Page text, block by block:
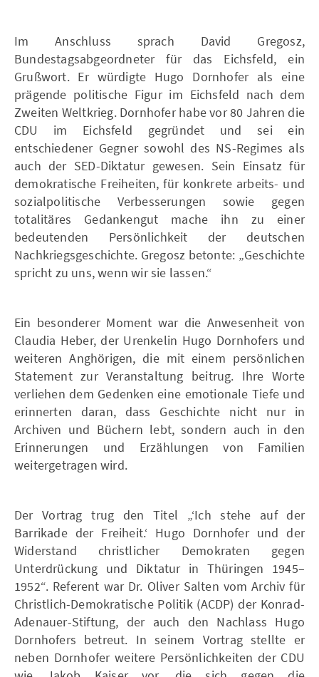
Im Anschluss sprach David Gregosz,
Bundestagsabgeordneter für das Eichsfeld, ein
Grußwort. Er würdigte Hugo Dornhofer als eine
prägende politische Figur im Eichsfeld nach dem
Zweiten Weltkrieg. Dornhofer habe vor 80 Jahren die
CDU im Eichsfeld gegründet und sei ein
entschiedener Gegner sowohl des NS-Regimes als
auch der SED-Diktatur gewesen. Sein Einsatz für
demokratische Freiheiten, für konkrete arbeits- und
sozialpolitische Verbesserungen sowie gegen
totalitäres Gedankengut mache ihn zu einer
bedeutenden Persönlichkeit der deutschen
Nachkriegsgeschichte. Gregosz betonte: „Geschichte
spricht zu uns, wenn wir sie lassen.“
Ein besonderer Moment war die Anwesenheit von
Claudia Heber, der Urenkelin Hugo Dornhofers und
weiteren Anghörigen, die mit einem persönlichen
Statement zur Veranstaltung beitrug. Ihre Worte
verliehen dem Gedenken eine emotionale Tiefe und
erinnerten daran, dass Geschichte nicht nur in
Archiven und Büchern lebt, sondern auch in den
Erinnerungen und Erzählungen von Familien
weitergetragen wird.
Der Vortrag trug den Titel „‘Ich stehe auf der
Barrikade der Freiheit.‘ Hugo Dornhofer und der
Widerstand christlicher Demokraten gegen
Unterdrückung und Diktatur in Thüringen 1945–
1952“. Referent war Dr. Oliver Salten vom Archiv für
Christlich-Demokratische Politik (ACDP) der Konrad-
Adenauer-Stiftung, der auch den Nachlass Hugo
Dornhofers betreut. In seinem Vortrag stellte er
neben Dornhofer weitere Persönlichkeiten der CDU